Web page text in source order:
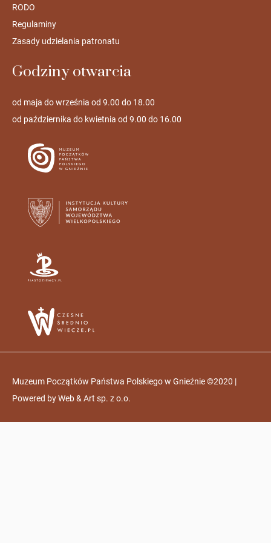
RODO
Regulaminy
Zasady udzielania patronatu
Godziny otwarcia
od maja do września od 9.00 do 18.00
od października do kwietnia od 9.00 do 16.00
Muzeum Początków Państwa Polskiego w Gnieźnie ©2020 |
Powered byWeb & Art sp. z o.o.